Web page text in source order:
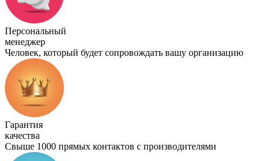
Персональный
менеджер
Человек, который будет сопровождать вашу организацию
Гарантия
качества
Свыше 1000 прямых контактов с производителями